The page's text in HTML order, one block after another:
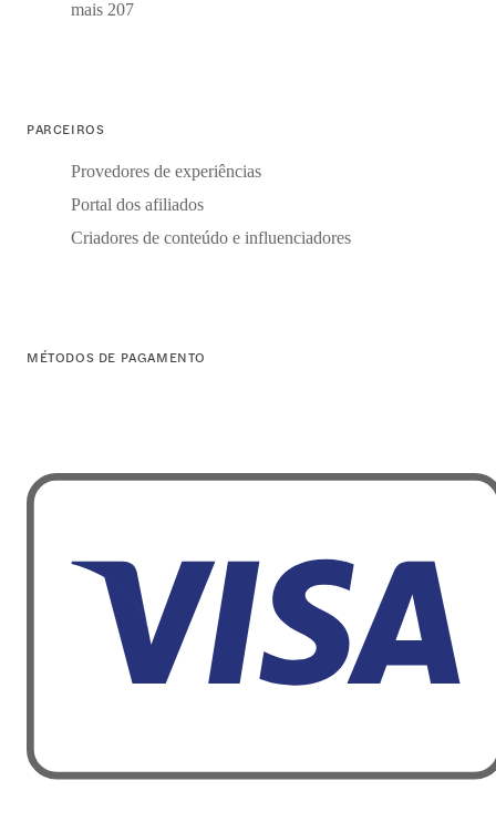
mais 207
PARCEIROS
Provedores de experiências
Portal dos afiliados
Criadores de conteúdo e influenciadores
MÉTODOS DE PAGAMENTO